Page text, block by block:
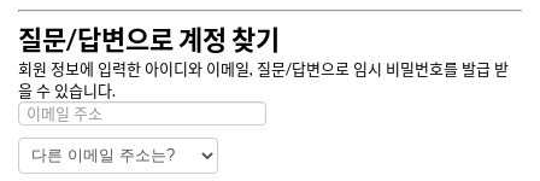
질문/답변으로 계정 찾기
회원 정보에 입력한 아이디와 이메일, 질문/답변으로 임시 비밀번호를 발급 받
을 수 있습니다.